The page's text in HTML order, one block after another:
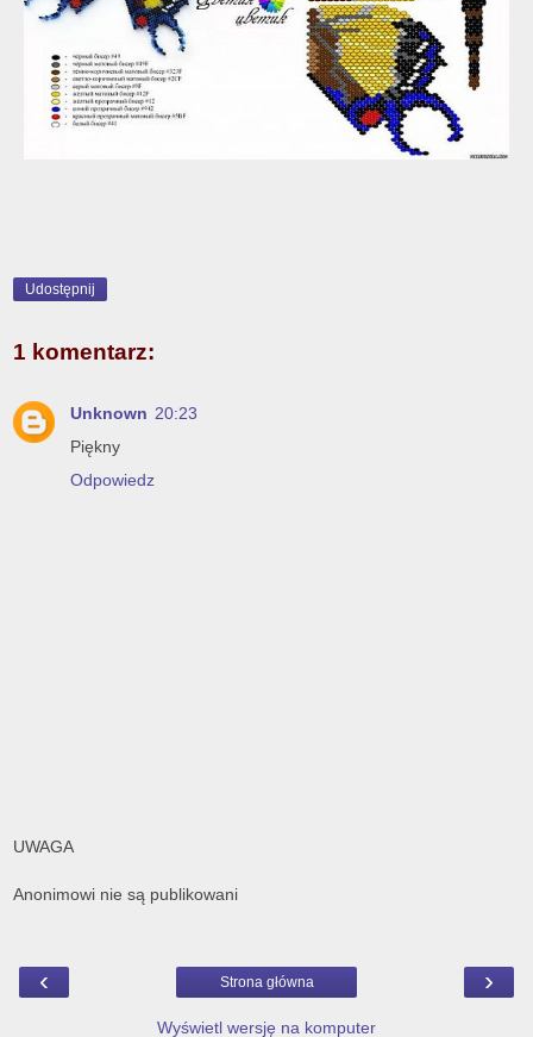
Udostępnij
1 komentarz:
Unknown 20:23
Piękny
Odpowiedz
UWAGA
Anonimowi nie są publikowani
‹ ›
Strona główna
Wyświetl wersję na komputer